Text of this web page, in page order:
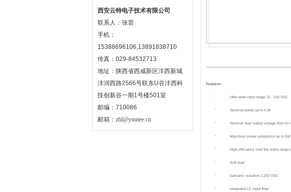
西安云特电子技术有限公司
联系人：张雷
手机：
15388696106,13891838710
传真：029-84532713
地址：陕西省西咸新区沣西新城
沣润西路2566号联东U谷沣西科
技创新谷一期1号楼501室
邮编：710086
邮箱： zhl@yuutee.cn
Features:
· Ultra wide input range 12 - 160 VDC
· Nominal power up to 6 W
· Nominal dual output voltage from 5V
· Maximum power unbalance up to
· High efficiency over the entire range
· Soft start
· Galvanic isolation 2.250 VDC
· Integrated LC input filter